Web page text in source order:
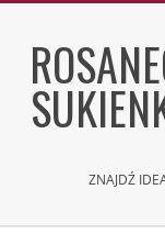
content
ZNAJDŹ